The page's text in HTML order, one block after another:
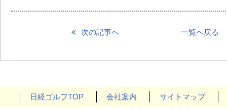
次の記事へ 一覧へ戻る
日経ゴルフTOP 会社案内 サイトマップ